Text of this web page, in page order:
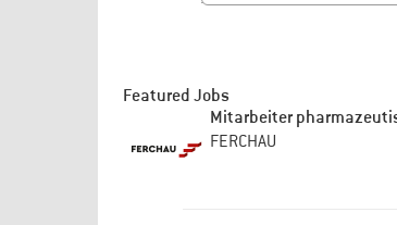
Featured Jobs
Mitarbeiter
FERCHAU